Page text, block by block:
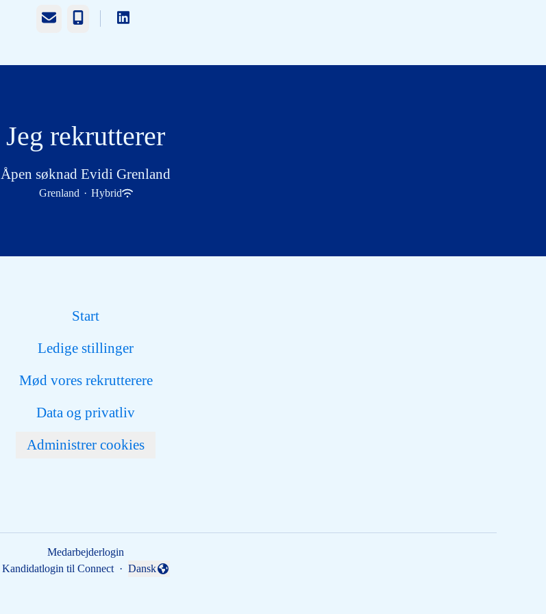
E-mail
Jeg rekrutterer
Åpen søknad Evidi Grenland
Grenland · Hybrid
Start
Ledige stillinger
Mød vores rekrutterere
Data og privatliv
Administrer cookies
Medarbejderlogin
Kandidatlogin til Connect ·
Skift sprog
Dansk